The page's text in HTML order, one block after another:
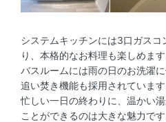
システムキッチンには3口ガスコ
り、本格的なお料理も楽しめます
バスルームには雨の日のお洗濯
追い焚き機能も採用されています
忙しい一日の終わりに、温かい
ことができるのは大きな魅力です